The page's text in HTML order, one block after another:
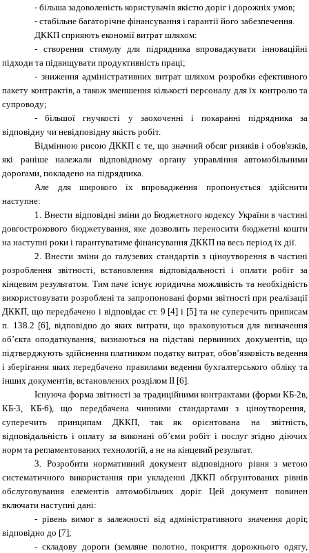
- більша задоволеність користувачів якістю доріг і дорожніх умов;
- стабільне багаторічне фінансування і гарантії його забезпечення.
ДККП сприяють економії витрат шляхом:
- створення стимулу для підрядника впроваджувати інноваційні
підходи та підвищувати продуктивність праці;
- зниження адміністративних витрат шляхом розробки ефективного
пакету контрактів, а також зменшення кількості персоналу для їх контролю та
супроводу;
- більшої гнучкості у заохоченні і покаранні підрядника за
відповідну чи невідповідну якість робіт.
Відмінною рисою ДККП є те, що значний обсяг ризиків і обов'язків,
які раніше належали відповідному органу управління автомобільними
дорогами, покладено на підрядника.
Але для широкого їх впровадження пропонується здійснити
наступне:
1. Внести відповідні зміни до Бюджетного кодексу України в частині
довгострокового бюджетування, яке дозволить переносити бюджетні кошти
на наступні роки і гарантуватиме фінансування ДККП на весь період їх дії.
2. Внести зміни до галузевих стандартів з ціноутворення в частині
розроблення звітності, встановлення відповідальності і оплати робіт за
кінцевим результатом. Тим паче існує юридична можливість та необхідність
використовувати розроблені та запропоновані форми звітності при реалізації
ДККП, що передбачено і відповідає ст. 9 [4] і [5] та не суперечить приписам
п. 138.2 [6], відповідно до яких витрати, що враховуються для визначення
об’єкта оподаткування, визнаються на підставі первинних документів, що
підтверджують здійснення платником податку витрат, обов’язковість ведення
і зберігання яких передбачено правилами ведення бухгалтерського обліку та
інших документів, встановлених розділом II [6].
Існуюча форма звітності за традиційними контрактами (форми КБ-2в,
КБ-3, КБ-6), що передбачена чинними стандартами з ціноутворення,
суперечить принципам ДККП, так як орієнтована на звітність,
відповідальність і оплату за виконані об’єми робіт і послуг згідно діючих
норм та регламентованих технологій, а не на кінцевий результат.
3. Розробити нормативний документ відповідного рівня з метою
систематичного використання при укладенні ДККП обґрунтованих рівнів
обслуговування елементів автомобільних доріг. Цей документ повинен
включати наступні дані:
- рівень вимог в залежності від адміністративного значення доріг,
відповідно до [7];
- складову дороги (земляне полотно, покриття дорожнього одягу,